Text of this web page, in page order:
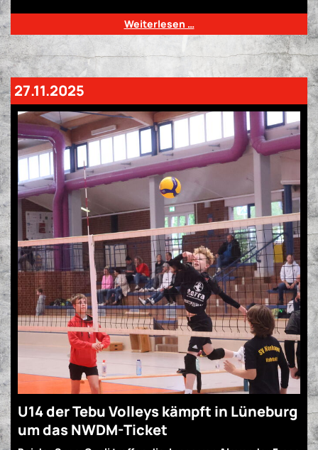
Weiterlesen …
27.11.2025
U14 der Tebu Volleys kämpft in Lüneburg
um das NWDM-Ticket